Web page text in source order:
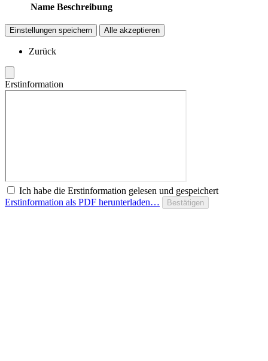
Name Beschreibung
Einstellungen speichern Alle akzeptieren
Zurück
Erstinformation
Ich habe die Erstinformation gelesen und gespeichert
Erstinformation als PDF herunterladen…
Bestätigen